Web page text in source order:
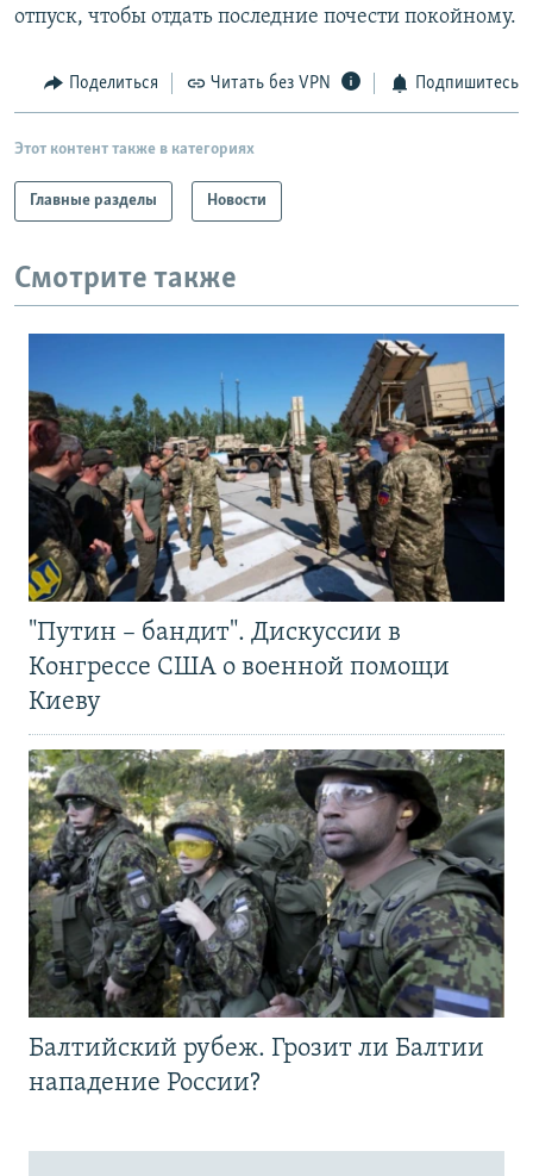
Все сайты РСЕ/РС
отпуск, чтобы отдать последние почести покойному.
Поделиться Читать без VPN Подпишитесь
Этот контент также в категориях
Главные разделы Новости
Смотрите также
"Путин – бандит". Дискуссии в
Конгрессе США о военной помощи
Киеву
Балтийский рубеж. Грозит ли Балтии
нападение России?